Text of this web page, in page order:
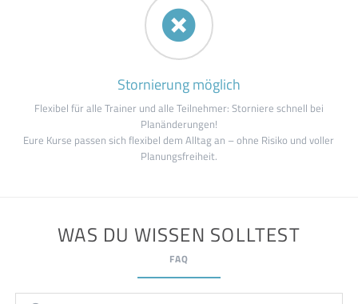
Stornierung möglich
Flexibel für alle Trainer und alle Teilnehmer: Storniere schnell bei
Planänderungen!
Eure Kurse passen sich flexibel dem Alltag an – ohne Risiko und voller
Planungsfreiheit.
WAS DU WISSEN SOLLTEST
FAQ